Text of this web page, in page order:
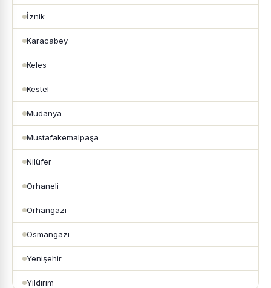
İznik
Karacabey
Keles
Kestel
Mudanya
Mustafakemalpaşa
Nilüfer
Orhaneli
Orhangazi
Osmangazi
Yenişehir
Yıldırım